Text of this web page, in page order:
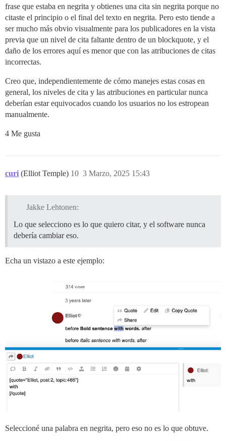
frase que estaba en negrita y obtienes una cita sin negrita porque no
citaste el principio o el final del texto en negrita. Pero esto tiende a
ser mucho más obvio visualmente para los publicadores en la vista
previa que un nivel de cita faltante dentro de un blockquote, y el
daño de los errores aquí es menor que con las atribuciones de citas
incorrectas.
Creo que, independientemente de cómo manejes estas cosas en
general, los niveles de cita y las atribuciones en particular nunca
deberían estar equivocados cuando los usuarios no los estropean
manualmente.
4 Me gusta
curi (Elliot Temple) 3 Marzo, 2025 15:43
10
Jakke Lehtonen:
Lo que selecciono es lo que quiero citar, y el software nunca
debería cambiar eso.
Echa un vistazo a este ejemplo:
Seleccioné una palabra en negrita, pero eso no es lo que obtuve.